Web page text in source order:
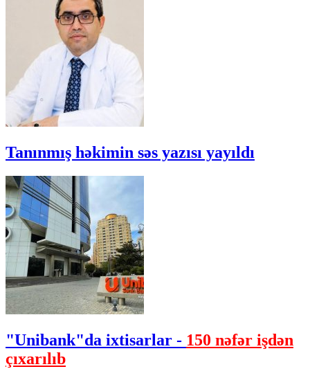
Tanınmış həkimin səs yazısı yayıldı
"Unibank"da ixtisarlar - 150 nəfər işdən
çıxarılıb